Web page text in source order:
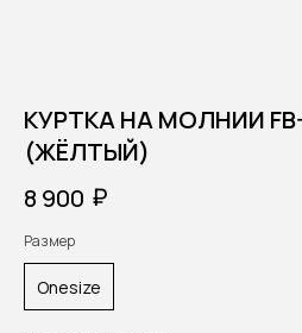
КУРТКА НА МОЛНИИ FB-
(ЖЁЛТЫЙ)
8 900 ₽
Размер
Onesize